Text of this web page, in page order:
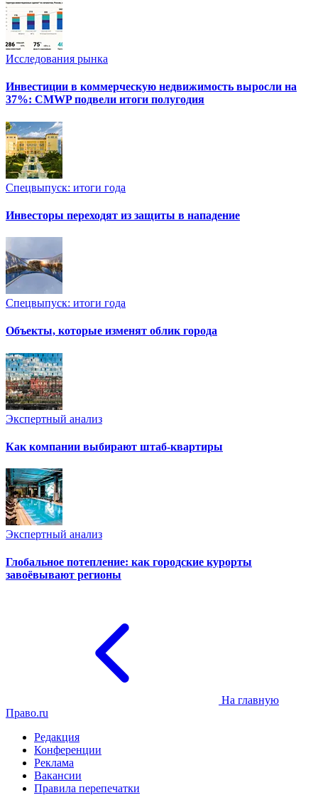
Исследования рынка
Инвестиции в коммерческую недвижимость выросли на
37%: CMWP подвели итоги полугодия
Спецвыпуск: итоги года
Инвесторы переходят из защиты в нападение
Спецвыпуск: итоги года
Объекты, которые изменят облик города
Экспертный анализ
Как компании выбирают штаб-квартиры
Экспертный анализ
Глобальное потепление: как городские курорты
завоёвывают регионы
На главную
Право.ru
Редакция
Конференции
Реклама
Вакансии
Правила перепечатки